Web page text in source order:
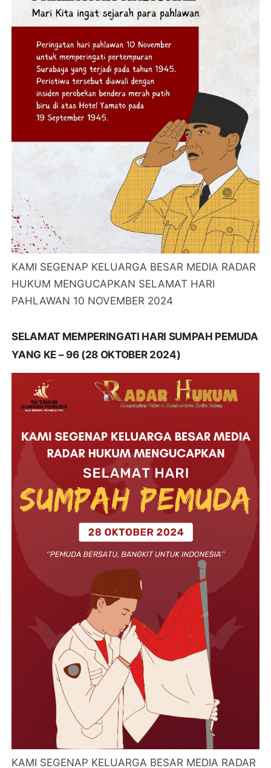
KAMI SEGENAP KELUARGA BESAR MEDIA RADAR
HUKUM MENGUCAPKAN SELAMAT HARI
PAHLAWAN 10 NOVEMBER 2024
SELAMAT MEMPERINGATI HARI SUMPAH PEMUDA
YANG KE – 96 (28 OKTOBER 2024)
KAMI SEGENAP KELUARGA BESAR MEDIA RADAR